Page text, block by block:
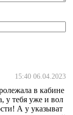
15:40 06.04.2023
в кабине
у тебя уже и вол
А у указыват